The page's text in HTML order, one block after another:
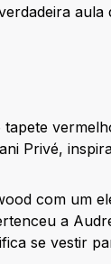
Privé,
com um
a
se vestir